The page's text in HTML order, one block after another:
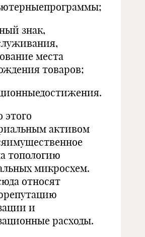
знак,
места
товаров;
активом
топологию
микросхем.
относят
и
расходы.